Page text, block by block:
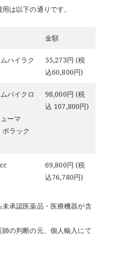
は以下の通りです。
金額
ハイラク
55,273円 (税
込60,800円)
バイクロ
ーマ
ラック
98,000円 (税
込 107,800円)
69,800円 (税
込76,780円)
承認医薬品・医療機器が含
の判断の元、個人輸入にて